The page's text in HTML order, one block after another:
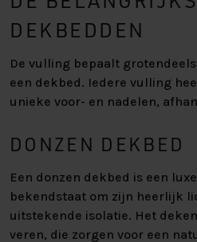
DEKBEDDEN
De vulling bepaalt
een dekbed. Iedere vulling
unieke voor- en nadelen,
DONZEN DEKBED
Een donzen dekbed is een
bekendstaat om zijn heerlijk
uitstekende isolatie. Het
veren, die zorgen voor een